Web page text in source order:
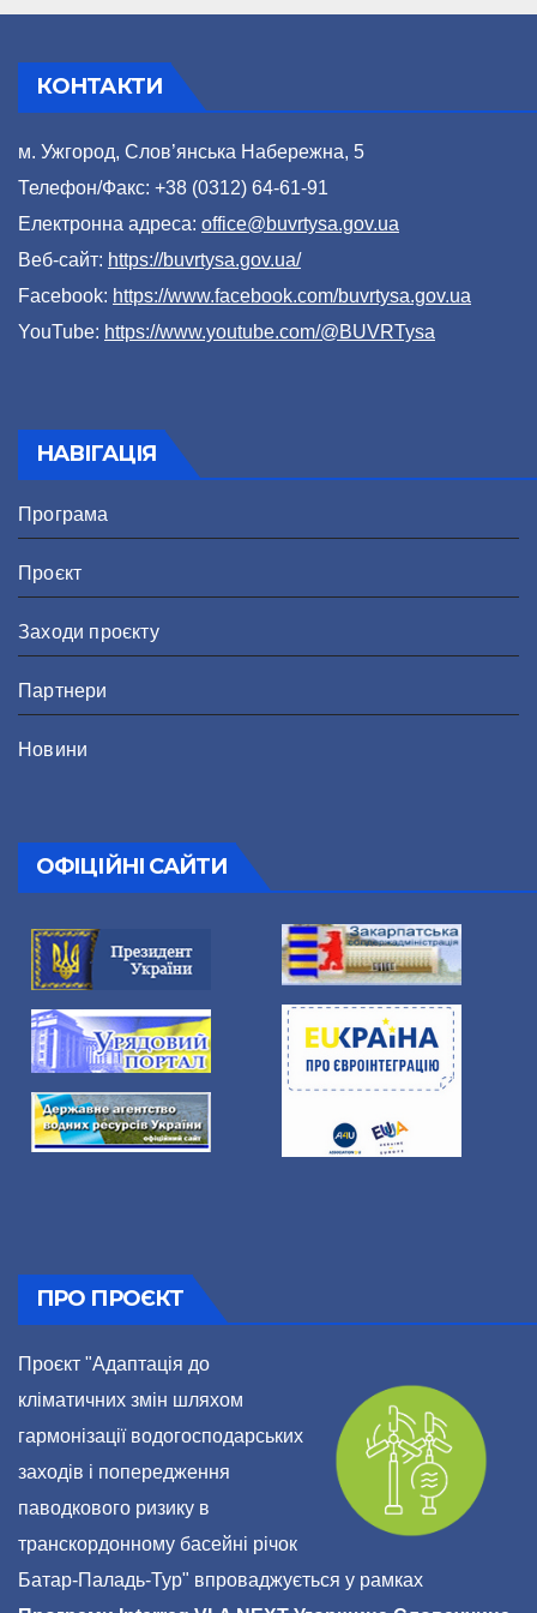
КОНТАКТИ
м. Ужгород, Слов’янська Набережна, 5
Телефон/Факс: +38 (0312) 64-61-91
Електронна адреса: office@buvrtysa.gov.ua
Веб-сайт: https://buvrtysa.gov.ua/
Facebook: https://www.facebook.com/buvrtysa.gov.ua
YouTube: https://www.youtube.com/@BUVRTysa
НАВІГАЦІЯ
Програма
Проєкт
Заходи проєкту
Партнери
Новини
ОФІЦІЙНІ САЙТИ
ПРО ПРОЄКТ
Проєкт "Адаптація до
кліматичних змін шляхом
гармонізації водогосподарських
заходів і попередження
паводкового ризику в
транскордонному басейні річок
Батар-Паладь-Тур" впроваджується у рамках